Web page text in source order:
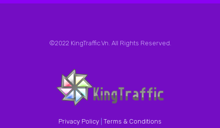
©2022 KingTraffic.Vn. All Rights Reserved.
Privacy Policy Terms & Conditions